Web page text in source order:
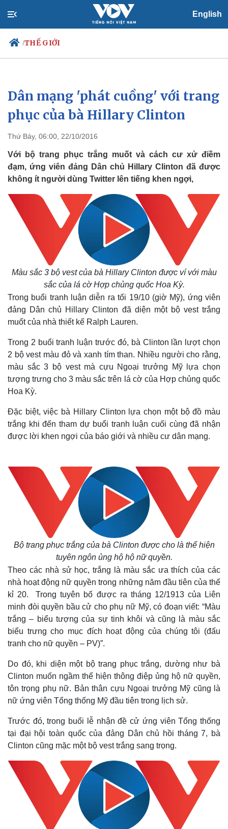
English
/THẾ GIỚI
Chính trị
Đảng
Tổ chức nhân sự
Nhận diện sự thật
Xã hội
Tin 24h
Dự báo thời tiết
Việc làm
Biển đảo
Dân mạng 'phát cuồng' với trang
phục của bà Hillary Clinton
Thứ Bảy, 06:00, 22/10/2016
Với bộ trang phục trắng muốt và cách cư xử điềm
đạm, ứng viên đảng Dân chủ Hillary Clinton đã được
không ít người dùng Twitter lên tiếng khen ngợi,
Màu sắc 3 bộ vest của bà Hillary Clinton được ví với màu
sắc của lá cờ Hợp chủng quốc Hoa Kỳ.
Trong buổi tranh luận diễn ra tối 19/10 (giờ Mỹ), ứng viên
đảng Dân chủ Hillary Clinton đã diện một bộ vest trắng
muốt của nhà thiết kế Ralph Lauren.
Trong 2 buổi tranh luận trước đó, bà Clinton lần lượt chọn
2 bộ vest màu đỏ và xanh tím than. Nhiều người cho rằng,
màu sắc 3 bộ vest mà cựu Ngoại trưởng Mỹ lựa chọn
tượng trưng cho 3 màu sắc trên lá cờ của Hợp chủng quốc
Hoa Kỳ.
Đặc biệt, việc bà Hillary Clinton lựa chọn một bộ đồ màu
trắng khi đến tham dự buổi tranh luận cuối cùng đã nhận
được lời khen ngợi của báo giới và nhiều cư dân mạng.
Bộ trang phục trắng của bà Clinton được cho là thể hiện
tuyên ngôn ủng hộ hộ nữ quyền.
Theo các nhà sử học, trắng là màu sắc ưa thích của các
nhà hoạt động nữ quyền trong những năm đầu tiên của thế
kỉ 20. Trong tuyên bố được ra tháng 12/1913 của Liên
minh đòi quyền bầu cử cho phụ nữ Mỹ, có đoạn viết: “Màu
trắng – biểu tượng của sự tinh khôi và cũng là màu sắc
biểu trưng cho mục đích hoạt động của chúng tôi (đấu
tranh cho nữ quyền – PV)”.
Do đó, khi diện một bộ trang phục trắng, dường như bà
Clinton muốn ngầm thể hiện thông điệp ủng hộ nữ quyền,
tôn trọng phụ nữ. Bản thân cựu Ngoại trưởng Mỹ cũng là
nữ ứng viên Tổng thống Mỹ đầu tiên trong lịch sử.
Trước đó, trong buổi lễ nhận đề cử ứng viên Tổng thống
tại đại hội toàn quốc của đảng Dân chủ hồi tháng 7, bà
Clinton cũng mặc một bộ vest trắng sang trọng.